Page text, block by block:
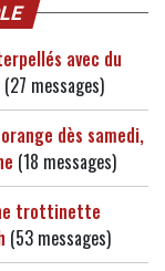
avec du
(27 messages)
dès samedi,
(18 messages)
trottinette
(53 messages)